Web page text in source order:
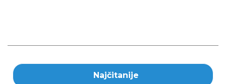
Najčitanije